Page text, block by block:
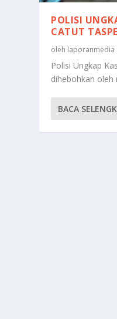
POLISI
CATUT
oleh laporanmedia
Polisi Ungkap
dihebohkan oleh
BACA